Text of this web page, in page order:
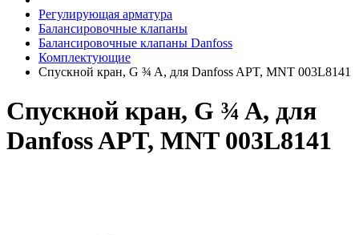
Регулирующая арматура
Балансировочные клапаны
Балансировочные клапаны Danfoss
Комплектующие
Спускной кран, G ¾ A, для Danfoss APT, MNT 003L8141
Спускной кран, G ¾ A, для
Danfoss APT, MNT 003L8141